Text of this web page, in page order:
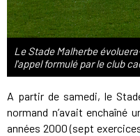
Le Stade Malherbe
l'appel formulé par le club
A partir de samedi, le
normand n’avait enchaîné
années 2000 (sept